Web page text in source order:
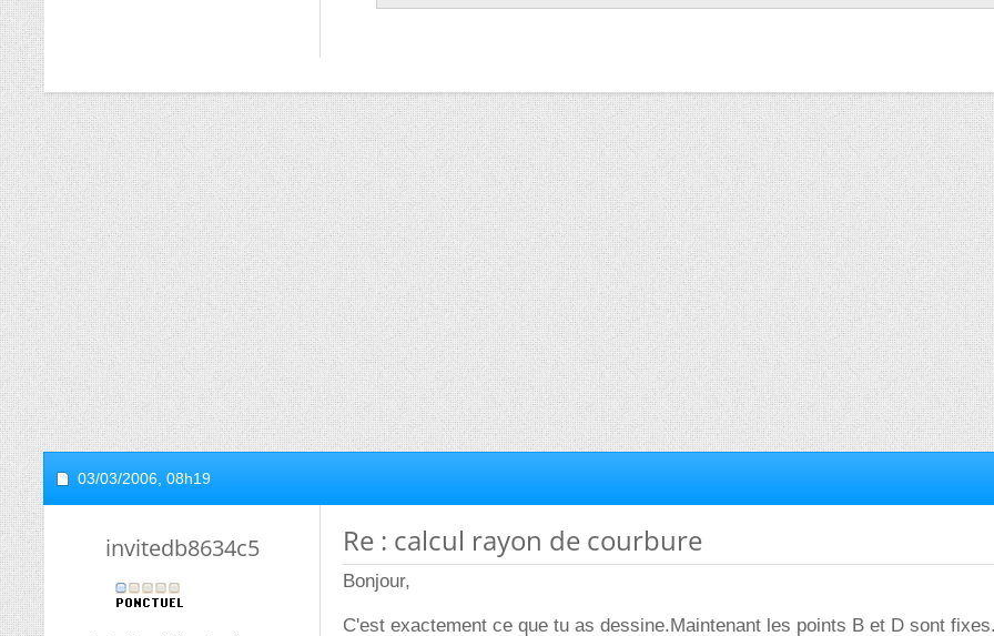
03/03/2006, 08h19
invitedb8634c5 Re : calcul rayon de courbure
Bonjour,
C'est exactement ce que tu as dessine.Maintenant les points B et D sont